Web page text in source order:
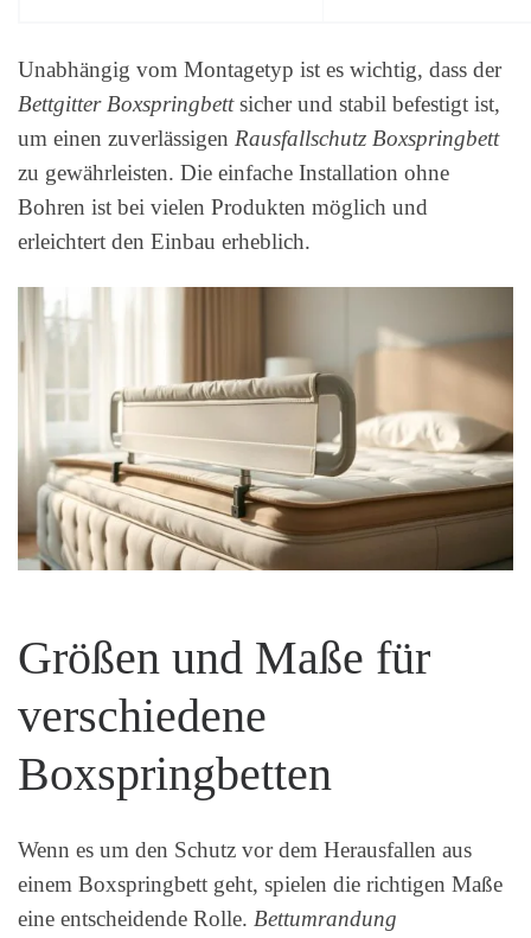
Unabhängig vom Montagetyp ist es wichtig, dass der
Bettgitter Boxspringbettsicher und stabil befestigt ist,
um einen zuverlässigen Rausfallschutz Boxspringbett
zu gewährleisten. Die einfache Installation ohne
Bohren ist bei vielen Produkten möglich und
erleichtert den Einbau erheblich.
Größen und Maße für
verschiedene
Boxspringbetten
Wenn es um den Schutz vor dem Herausfallen aus
einem Boxspringbett geht, spielen die richtigen Maße
eine entscheidende Rolle. Bettumrandung